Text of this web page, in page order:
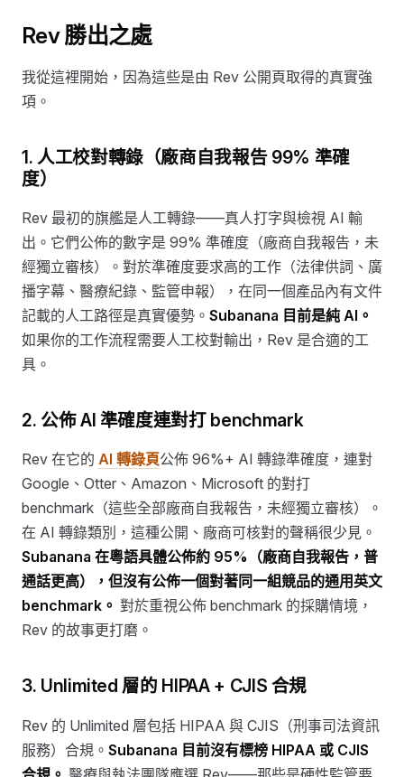
Rev 勝出之處
我從這裡開始，因為這些是由 Rev 公開頁取得的真實強
項。
1. 人工校對轉錄（廠商自我報告 99% 準確
度）
Rev 最初的旗艦是人工轉錄——真人打字與檢視 AI 輸
出。它們公佈的數字是 99% 準確度（廠商自我報告，未
經獨立審核）。對於準確度要求高的工作（法律供詞、廣
播字幕、醫療紀錄、監管申報），在同一個產品內有文件
記載的人工路徑是真實優勢。 Subanana 目前是純 AI。
如果你的工作流程需要人工校對輸出，Rev 是合適的工
具。
2. 公佈 AI 準確度連對打 benchmark
Rev 在它的 AI 轉錄頁公佈 96%+ AI 轉錄準確度，連對
Google、Otter、Amazon、Microsoft 的對打
benchmark（這些全部廠商自我報告，未經獨立審核）。
在 AI 轉錄類別，這種公開、廠商可核對的聲稱很少見。
Subanana 在粵語具體公佈約 95%（廠商自我報告，普
通話更高），但沒有公佈一個對著同一組競品的通用英文
benchmark。 對於重視公佈 benchmark 的採購情境，
Rev 的故事更打磨。
3. Unlimited 層的 HIPAA + CJIS 合規
Rev 的 Unlimited 層包括 HIPAA 與 CJIS（刑事司法資訊
服務）合規。 Subanana 目前沒有標榜 HIPAA 或 CJIS